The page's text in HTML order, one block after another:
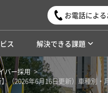
お電話によ
ス 解決できる課題
バー採用
（2026年6月16日更新）車種別